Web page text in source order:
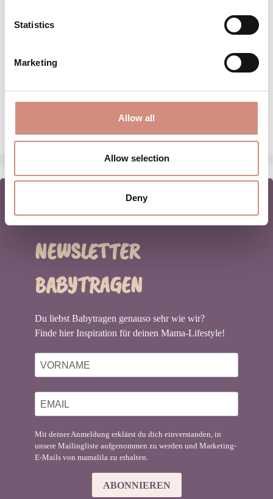
Statistics
Marketing
Allow all
Allow selection
Deny
MATERIAL
NEWSLETTER
BABYTRAGEN
Du liebst Babytragen genauso sehr wie wir?
Finde hier Inspiration für deinen Mama-Lifestyle!
Mit deiner Anmeldung erklärst du dich einverstanden, in
unsere Mailingliste aufgenommen zu werden und Marketing-
E-Mails von mamalila zu erhalten.
ABONNIEREN